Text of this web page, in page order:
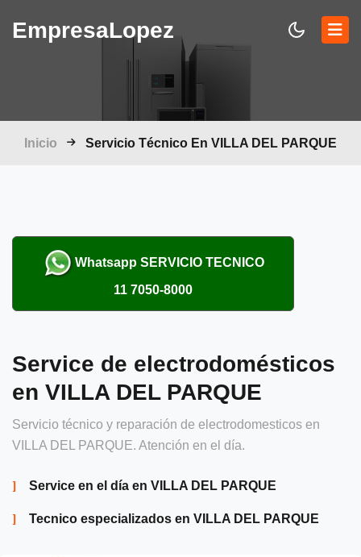
EmpresaLopez
Inicio Servicio Técnico En VILLA DEL PARQUE
Whatsapp SERVICIO TECNICO
11 7050-8000
Service de electrodomésticos
en VILLA DEL PARQUE
Servicio técnico y reparación de electrodomesticos en
VILLA DEL PARQUE. Atención en el día.
Service en el día en VILLA DEL PARQUE
Tecnico especializados en VILLA DEL PARQUE